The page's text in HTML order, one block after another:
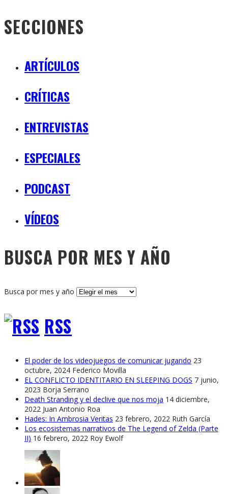
SECCIONES
ARTÍCULOS
CRÍTICAS
ENTREVISTAS
ESPECIALES
PODCAST
VÍDEOS
BUSCA POR MES Y AÑO
Busca por mes y año
RSS
El poder de los videojuegos de comunicar jugando 23
octubre, 2024 Federico Movilla
EL CONFLICTO IDENTITARIO EN SLEEPING DOGS 7 junio,
2023 Borja Serrano
Death Stranding y el declive que nos moja 14 diciembre,
2022 Juan Antonio Roa
Hades: In Ambrosia Veritas 23 febrero, 2022 Ruth García
Los ecosistemas narrativos de The Legend of Zelda (Parte
II) 16 febrero, 2022 Roy Ewolf